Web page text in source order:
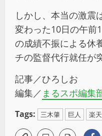
しかし、本当の激震
変わった10日の午前
の成績不振による休
チの監督代行就任が
記事／ひろしお
編集／ まるスポ編集
Tags: 三木肇 巨人 楽天